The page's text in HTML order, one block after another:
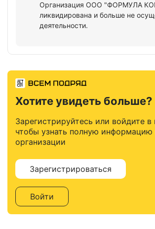
Организация ООО "ФОРМУЛА
ликвидирована и больше не
деятельности.
Хотите увидеть больше?
Зарегистрируйтесь или войдите в
чтобы узнать полную информацию
организации
Зарегистрироваться
Войти